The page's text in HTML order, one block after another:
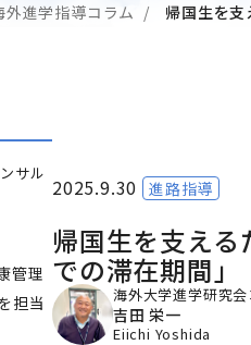
進学指導コラム 帰国生を
サル
管理
担当
2025.9.30 進路指導
帰国生を支え
での滞在期間」
海外大学進学研究
吉田 栄一
Eiichi Yoshida